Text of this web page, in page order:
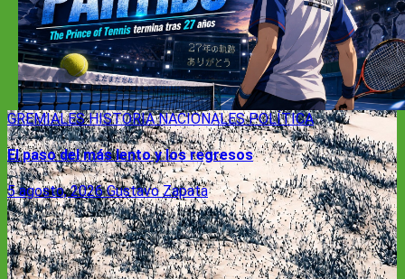
GREMIALESHISTORIANACIONALESPOLÍTICA
El paso del más lento y los regresos
5 agosto, 2026Gustavo Zapata